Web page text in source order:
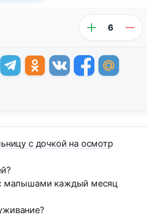
6
с дочкой на осмотр
малышами каждый месяц